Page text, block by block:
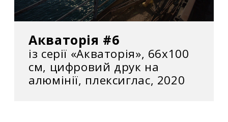
Акваторія #6
із серії «Акваторія», 66х100
см, цифровий друк на
алюмінії, плексиглас, 2020